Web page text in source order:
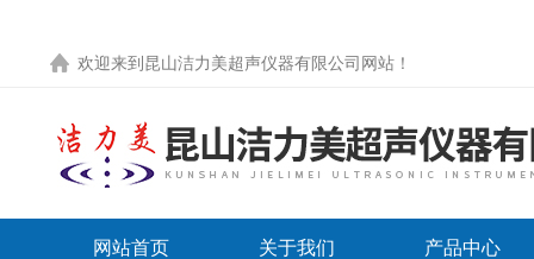
欢迎来到 昆山洁力美超声仪器有限公司网站 ！
网站首页 关于我们 产品中心